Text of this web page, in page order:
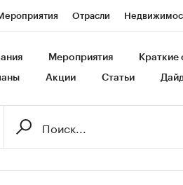
Отрасли
Франшизы Газета Спецпроекты
Мероприятия Краткие
Акции Статьи